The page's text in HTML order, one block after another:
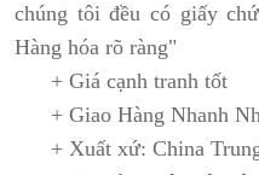
chúng tôi đều có giấy
Hàng hóa rõ ràng"
+ Giá cạnh tranh tốt
+ Giao Hàng Nhanh
+ Xuất xứ: China